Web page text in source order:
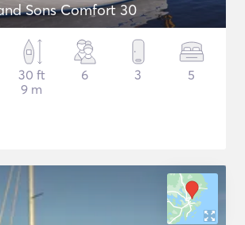
Sons Comfort 30
30 ft
9 m
6 3 5